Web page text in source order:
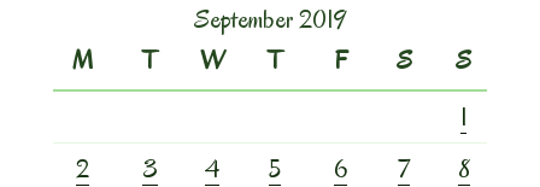
September 2019
M
T W T F S
S
1
2
3 4 5 6 7
8